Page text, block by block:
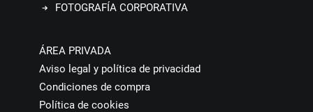
FOTOGRAFÍA CORPORATIVA
ÁREA PRIVADA
Aviso legal y política de privacidad
Condiciones de compra
Política de cookies